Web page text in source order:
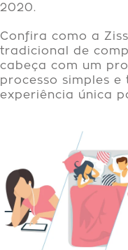
2020.
Confira como a
tradicional de
cabeça com um
processo simples
experiência única